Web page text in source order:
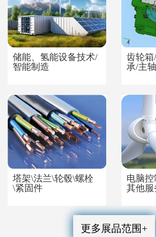
储能、氢能设备技术/
智能制造
齿轮箱
承/主轴
塔架\法兰\轮毂\螺栓
\紧固件
电脑
其他服
更多展品范围+